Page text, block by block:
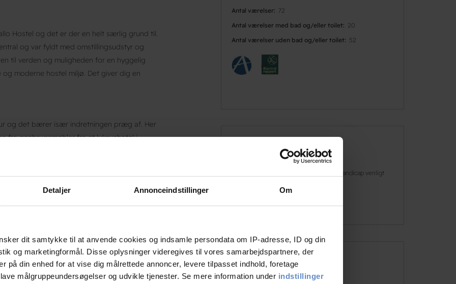
Detaljer Annonceindstillinger Om
dit samtykke til at anvende cookies og indsamle persondata om IP-adresse, ID og din
og marketingformål. Disse oplysninger videregives til vores samarbejdspartnere, der
på din enhed for at vise dig målrettede annoncer, levere tilpasset indhold, foretage
målgruppeundersøgelser og udvikle tjenester. Se mere information under indstillinger
Hostel og det er der en helt særlig grund til.
og var fyldt med omstillingsudstyr og
til verden og muligheden for en hyggelig
moderne hostel miljø. Det giver dig en
og det bærer især indretningen præg af. Her
fra genbrugsmøbler fra et luksushotel i
begge dele sikrer dig en god
og grøntsager som benyttes i
grøn linje igennem hele virksomheden.
sovesale til de sociale rygsækrejsende
er gratis WiFi på hele stedet, et stort
har en fantastisk udsigt over byens
udstyret med egen læselampe og
Antal værelser
72
Antal værelser med bad og/eller toilet
20
Antal værelser uden bad og/eller toilet
52
Handicap venligt
Adresse og kontaktinformation